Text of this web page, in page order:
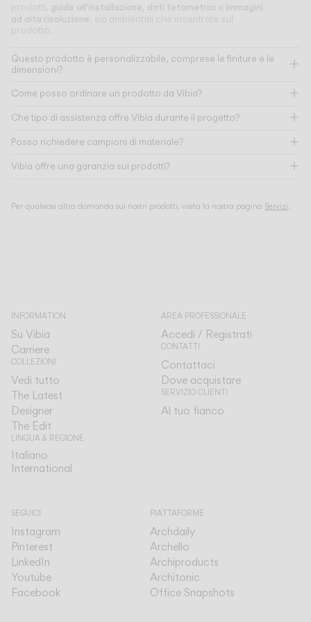
prodotti, guide all'installazione dati fotometrici e immagini
ad alta risoluzione , sia ambientali che incentrate sul
prodotto.
Questo prodotto è personalizzabile, comprese le finiture e le
dimensioni?
Come posso ordinare un prodotto da Vibia?
Che tipo di assistenza offre Vibia durante il progetto?
Posso richiedere campioni di materiale?
Vibia offre una garanzia sui prodotti?
Per qualsiasi altra domanda sui nostri prodotti, visita la nostra pagina Servizi.
INFORMATION
Su Vibia
Carriere
COLLEZIONI
Vedi tutto
The Latest
Designer
The Edit
LINGUA & REGIONE
Italiano
International
AREA PROFESSIONALE
Accedi / Registrati
CONTATTI
Contattaci
Dove acquistare
SERVIZIO CLIENTI
Al tuo fianco
SEGUICI
Instagram
Pinterest
LinkedIn
Youtube
Facebook
PIATTAFORME
Archdaily
Archello
Archiproducts
Architonic
Office Snapshots